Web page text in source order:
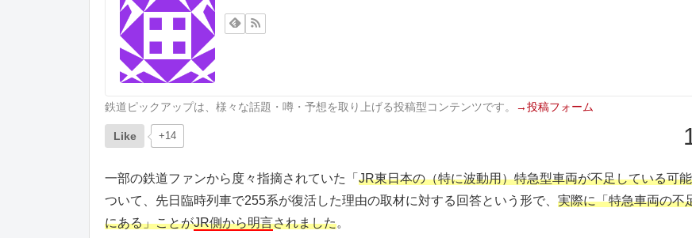
鉄道ピックアップは、様々な話題・噂・予想を取り上げる投稿型コンテンツです。 →投稿フォーム
Like +14
一部の鉄道ファンから度々指摘されていた「 JR東日本の（特に波動用）特急型車両が不足している可
ついて、先日臨時列車で255系が復活した理由の取材に対する回答という形で、 実際に「特急車両の不
にある」ことがJR側から明言されました。